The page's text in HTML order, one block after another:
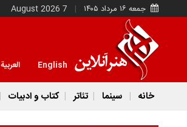
جمعه ۱۶ مرداد ۱۴۰۵ 7 August 2026
English العربية
خانه سینما تئاتر کتاب و ادبیات